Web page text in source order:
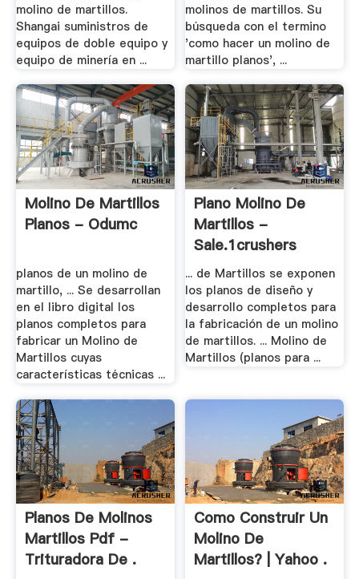
molino de martillos.
Shangai suministros de
equipos de doble equipo y
equipo de minería en ...
molinos de martillos. Su
búsqueda con el termino
'como hacer un molino de
martillo planos', ...
Molino De Martillos
Planos - Odumc
planos de un molino de
martillo, ... Se desarrollan
en el libro digital los
planos completos para
fabricar un Molino de
Martillos cuyas
características técnicas ...
Plano Molino De
Martillos -
Sale.1crushers
... de Martillos se exponen
los planos de diseño y
desarrollo completos para
la fabricación de un molino
de martillos. ... Molino de
Martillos (planos para ...
Planos De Molinos
Martillos Pdf -
Trituradora De .
Como Construir Un
Molino De
Martillos? | Yahoo .